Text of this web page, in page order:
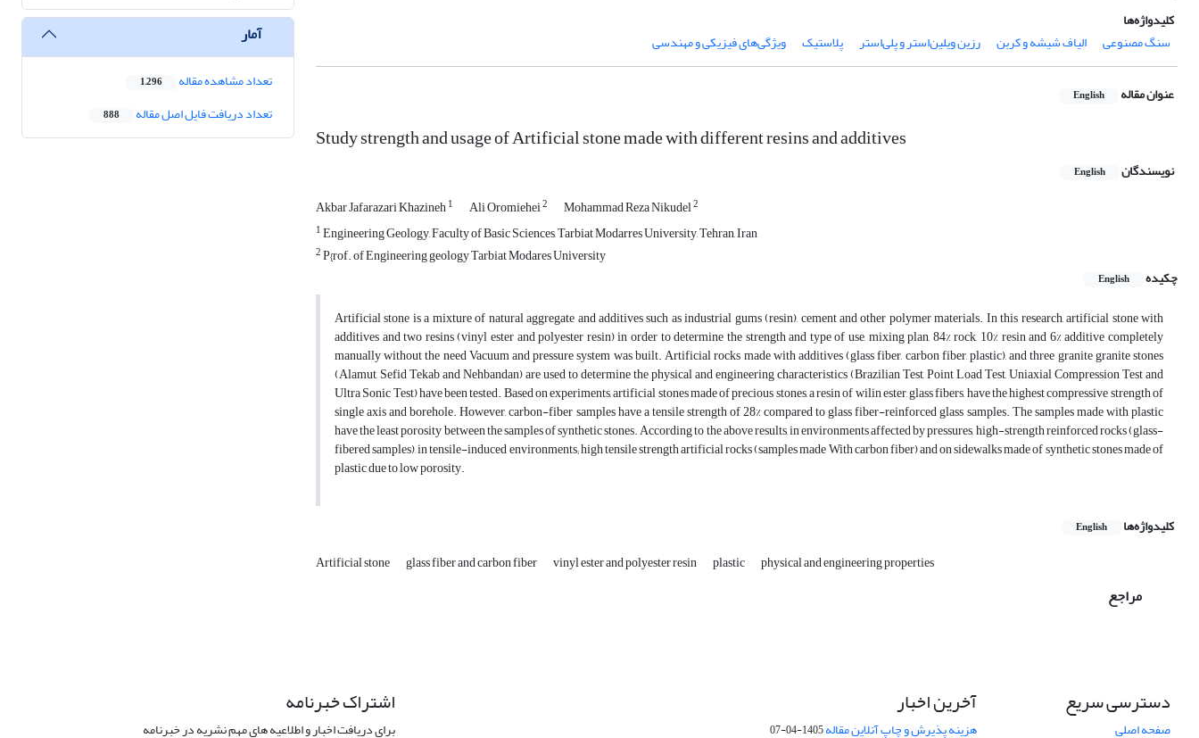
کلیدواژه‌ها
سنگ مصنوعی
الیاف شیشه و کربن رزین ویلین‌استر و پلی‌استر پلاستیک ویژگی‌های فیزیکی و مهندسی
عنوان مقاله English
Study strength and usage of Artificial stone made with different resins and additives
نویسندگان English
Akbar Jafarazari Khazineh1 Ali Oromiehei2 Mohammad Reza Nikudel2
1Engineering Geology, Faculty of Basic Sciences, Tarbiat Modarres University, Tehran, Iran
2P{rof. of Engineering geology Tarbiat Modares University
چکیده
English
Artificial stone is a mixture of natural aggregate and additives such as industrial gums (resin), cement and other polymer materials. In this research, artificial stone with
additives and two resins (vinyl ester and polyester resin) in order to determine the strength and type of use, mixing plan, 84% rock, 10% resin and 6% additive completely
manually without the need Vacuum and pressure system was built. Artificial rocks made with additives (glass fiber, carbon fiber, plastic), and three granite granite stones
(Alamut, Sefid Tekab and Nehbandan) are used to determine the physical and engineering characteristics (Brazilian Test, Point Load Test, Uniaxial Compression Test and
Ultra Sonic Test) have been tested. Based on experiments, artificial stones made of precious stones, a resin of wilin ester, glass fibers, have the highest compressive strength of
single axis and borehole. However, carbon-fiber samples have a tensile strength of 28% compared to glass fiber-reinforced glass samples. The samples made with plastic
have the least porosity between the samples of synthetic stones. According to the above results, in environments affected by pressures, high-strength reinforced rocks (glass-
fibered samples), in tensile-induced environments; high tensile strength artificial rocks (samples made With carbon fiber) and on sidewalks made of synthetic stones made of
plastic due to low porosity.
کلیدواژه‌ها English
Artificial stone glass fiber and carbon fiber vinyl ester and polyester resin plastic physical and engineering properties
مراجع
آمار
تعداد مشاهده مقاله 1,296
تعداد دریافت فایل اصل مقاله 888
دسترسی سریع
صفحه اصلی
آخرین اخبار
هزینه پذیرش و چاپ آنلاین مقاله1405-04-07
اشتراک خبرنامه
برای دریافت اخبار و اطلاعیه های مهم نشریه در خبرنامه